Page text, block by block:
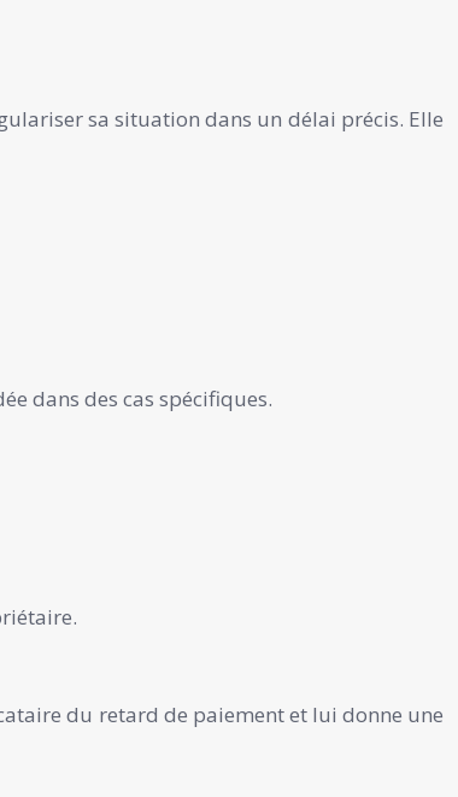
sa situation dans un délai précis. Elle
dans des cas spécifiques.
du retard de paiement et lui donne une